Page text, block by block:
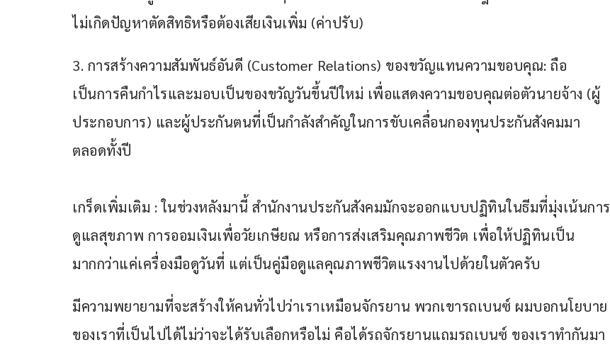
ไม่เกิดปัญหาตัดสิทธิหรือต้องเสียเงินเพิ่ม (ค่าปรับ)
3. การสร้างความสัมพันธ์อันดี (Customer Relations) ของขวัญแทนความขอบคุณ: ถือ
เป็นการคืนกำไรและมอบเป็นของขวัญวันขึ้นปีใหม่ เพื่อแสดงความขอบคุณต่อตัวนายจ้าง (ผู้
ประกอบการ) และผู้ประกันตนที่เป็นกำลังสำคัญในการขับเคลื่อนกองทุนประกันสังคมมา
ตลอดทั้งปี
เกร็ดเพิ่มเติม : ในช่วงหลังมานี้ สำนักงานประกันสังคมมักจะออกแบบปฏิทินในธีมที่มุ่งเน้นการ
ดูแลสุขภาพ การออมเงินเพื่อวัยเกษียณ หรือการส่งเสริมคุณภาพชีวิต เพื่อให้ปฏิทินเป็น
มากกว่าแค่เครื่องมือดูวันที่ แต่เป็นคู่มือดูแลคุณภาพชีวิตแรงงานไปด้วยในตัวครับ
มีความพยายามที่จะสร้างให้คนทั่วไปว่าเราเหมือนจักรยาน พวกเขารถเบนซ์ ผมบอกนโยบาย
ของเราที่เป็นไปได้ไม่ว่าจะได้รับเลือกหรือไม่ คือได้รถจักรยานแถมรถเบนซ์ ของเราทำกันมา